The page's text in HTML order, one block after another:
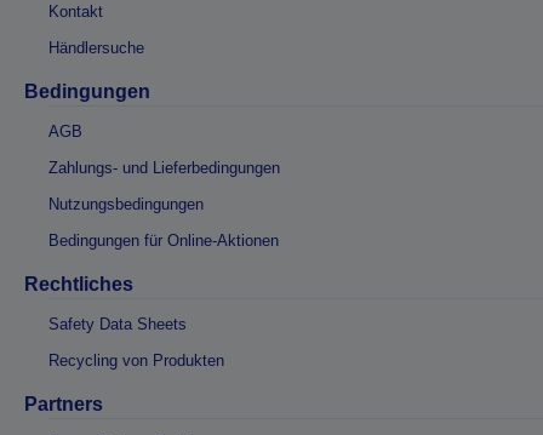
Kontakt
Händlersuche
Bedingungen
AGB
Zahlungs- und Lieferbedingungen
Nutzungsbedingungen
Bedingungen für Online-Aktionen
Rechtliches
Safety Data Sheets
Recycling von Produkten
Partners